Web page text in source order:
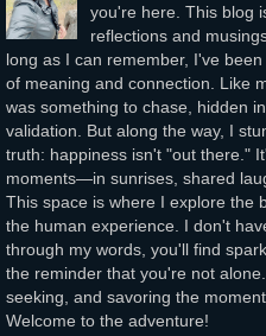
you're here. This blog
reflections and
long as I can remember, I've
of meaning and connection. Like
was something to chase, hidden
validation. But along the way, I
truth: happiness isn't "out there."
moments—in sunrises, shared
This space is where I explore the
the human experience. I don't
through my words, you'll find
the reminder that you're not
seeking, and savoring the
Welcome to the adventure!